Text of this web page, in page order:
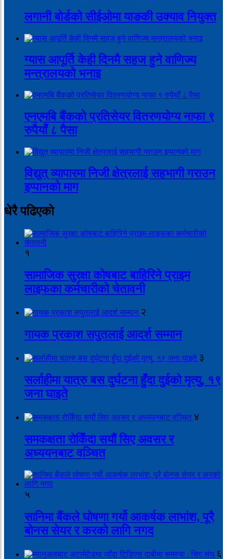
लगानी बोर्डको सीईओमा याङकी उक्याव नियुक्त
ग्यास आपूर्ति केही दिनमै सहज हुने वाणिज्य
मन्त्रालयको भनाइ
एनएमबि बैंकको प्रतिसेयर वितरणयोग्य नाफा ९
रुपैयाँ ८ पैसा
विद्युत् व्यापारमा निजी क्षेत्रलाई सहभागी गराउन
इप्पानको माग
धेरै पढिएको
१
सामाजिक सुरक्षा कोषबाट बाहिरिने प्राइम
लाइफका कर्मचारीको चेतावनी
२
गायक प्रकाश सपुतलाई आदर्श सम्मान
३
सर्लाहीमा यात्रु बस दुर्घटना हुँदा दुईको मृत्यु, १९
जना घाइते
४
समकक्षता रोकिँदा सयौं सिए अवसर र
अध्ययनबाट वञ्चित
५
सानिमा बैंकले घोषणा गर्यो आकर्षक लाभांश, पूरै
बोनस सेयर र करको लागि नगद
६